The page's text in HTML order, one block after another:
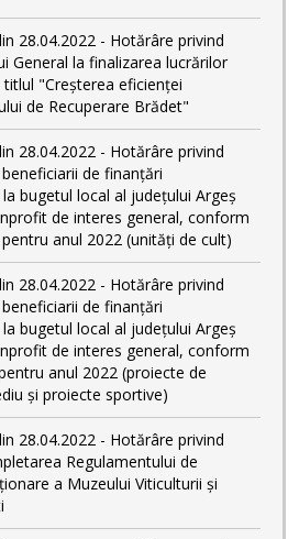
28.04.2022 - Hotărâre privind
General la finalizarea lucrărilor
"Creșterea eficienței
de Recuperare Brădet"
28.04.2022 - Hotărâre privind
de finanțări
bugetul local al județului Argeș
de interes general, conform
anul 2022 (unități de cult)
28.04.2022 - Hotărâre privind
de finanțări
bugetul local al județului Argeș
de interes general, conform
anul 2022 (proiecte de
și proiecte sportive)
28.04.2022 - Hotărâre privind
Regulamentului de
a Muzeului Viticulturii și